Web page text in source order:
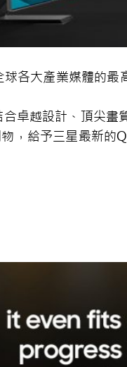
各大產業媒體的最
合卓越設計、頂尖畫
，給予三星最新的